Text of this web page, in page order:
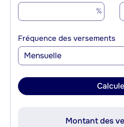
%
Fréquence des versements
Mensuelle
Montant des